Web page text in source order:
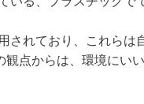
されており、これらは
点からは、環境にい